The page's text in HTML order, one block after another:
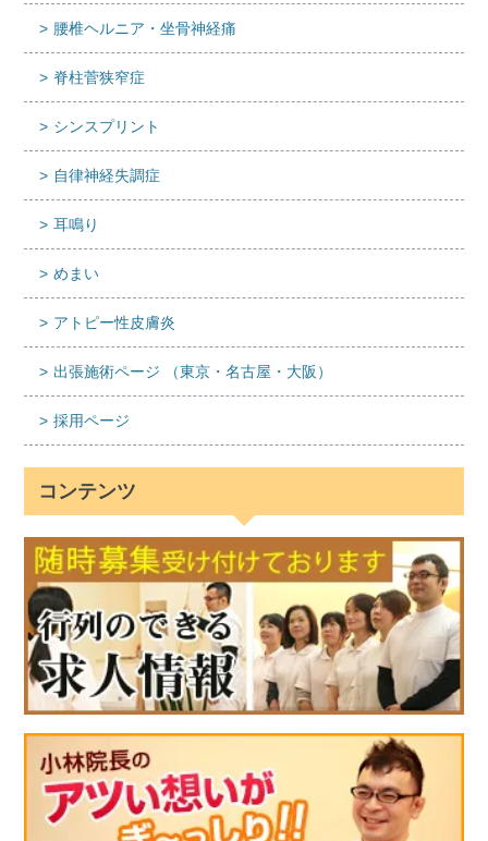
腰椎ヘルニア・坐骨神経痛
脊柱菅狭窄症
シンスプリント
自律神経失調症
耳鳴り
めまい
アトピー性皮膚炎
出張施術ページ （東京・名古屋・大阪）
採用ページ
コンテンツ